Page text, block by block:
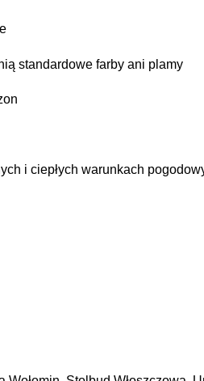
standardowe farby ani plamy
i ciepłych warunkach